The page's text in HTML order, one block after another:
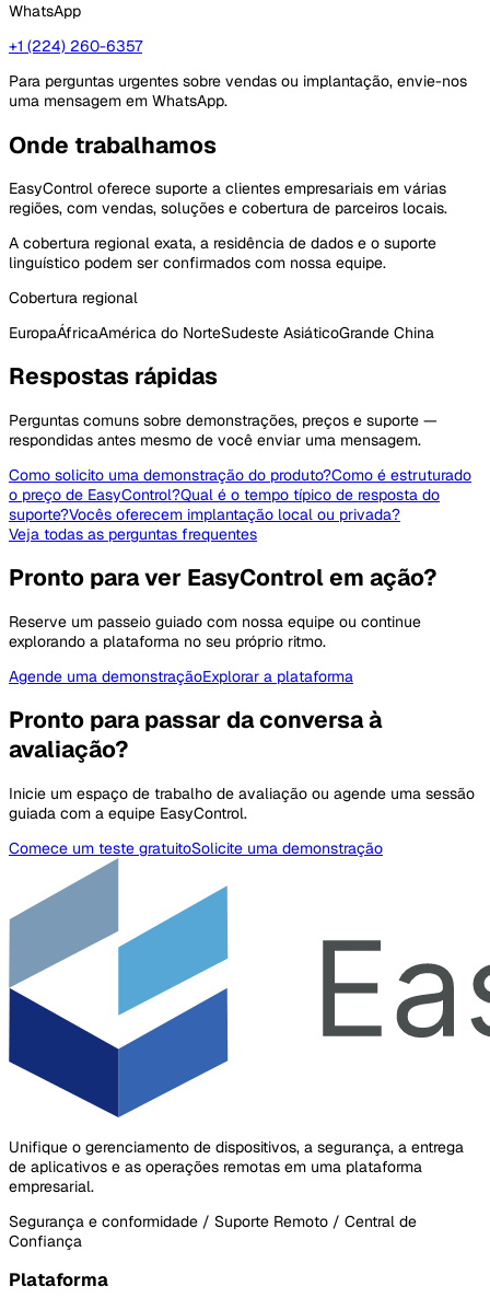
WhatsApp
+1 (224) 260-6357
Para perguntas urgentes sobre vendas ou implantação, envie-nos
uma mensagem em WhatsApp.
Onde trabalhamos
EasyControl oferece suporte a clientes empresariais em várias
regiões, com vendas, soluções e cobertura de parceiros locais.
A cobertura regional exata, a residência de dados e o suporte
linguístico podem ser confirmados com nossa equipe.
Cobertura regional
EuropaÁfricaAmérica do NorteSudeste AsiáticoGrande China
Respostas rápidas
Perguntas comuns sobre demonstrações, preços e suporte —
respondidas antes mesmo de você enviar uma mensagem.
Como solicito uma demonstração do produto?Como é estruturado
o preço de EasyControl?Qual é o tempo típico de resposta do
suporte?Vocês oferecem implantação local ou privada?
Veja todas as perguntas frequentes
Pronto para ver EasyControl em ação?
Reserve um passeio guiado com nossa equipe ou continue
explorando a plataforma no seu próprio ritmo.
Agende uma demonstraçãoExplorar a plataforma
Pronto para passar da conversa à
avaliação?
Inicie um espaço de trabalho de avaliação ou agende uma sessão
guiada com a equipe EasyControl.
Comece um teste gratuitoSolicite uma demonstração
Unifique o gerenciamento de dispositivos, a segurança, a entrega
de aplicativos e as operações remotas em uma plataforma
empresarial.
Segurança e conformidade / Suporte Remoto / Central de
Confiança
Plataforma